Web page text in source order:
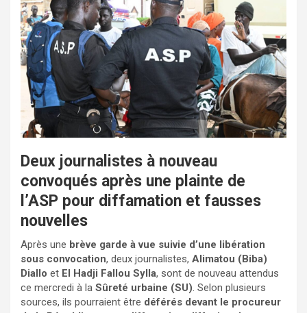
Deux journalistes à nouveau
convoqués après une plainte de
l’ASP pour diffamation et fausses
nouvelles
Après une brève garde à vue suivie d’une libération
sous convocation, deux journalistes, Alimatou (Biba)
Diallo et El Hadji Fallou Sylla, sont de nouveau attendus
ce mercredi à la Sûreté urbaine (SU). Selon plusieurs
sources, ils pourraient être déférés devant le procureur